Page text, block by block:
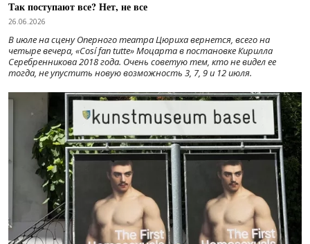
Так поступают все? Нет, не все
26.06.2026
В июле на сцену Оперного театра Цюриха вернется, всего на
четыре вечера, «Cosí fan tutte» Моцарта в постановке Кирилла
Серебренникова 2018 года. Очень советую тем, кто не видел ее
тогда, не упустить новую возможность 3, 7, 9 и 12 июля.